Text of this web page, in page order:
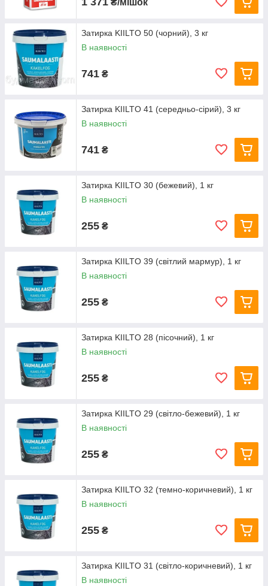
Затирка KIILTO 50 (чорний), 3 кг
В наявності
741 ₴
Затирка KIILTO 41 (середньо-сірий), 3 кг
В наявності
741 ₴
Затирка KIILTO 30 (бежевий), 1 кг
В наявності
255 ₴
Затирка KIILTO 39 (світлий мармур), 1 кг
В наявності
255 ₴
Затирка KIILTO 28 (пісочний), 1 кг
В наявності
255 ₴
Затирка KIILTO 29 (світло-бежевий), 1 кг
В наявності
255 ₴
Затирка KIILTO 32 (темно-коричневий), 1 кг
В наявності
255 ₴
Затирка KIILTO 31 (світло-коричневий), 1 кг
В наявності